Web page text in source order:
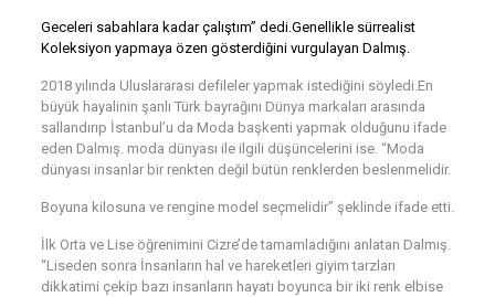
Geceleri sabahlara kadar çalıştım” dedi.Genellikle sürrealist
Koleksiyon yapmaya özen gösterdiğini vurgulayan Dalmış.
2018 yılında Uluslararası defileler yapmak istediğini söyledi.En
büyük hayalinin şanlı Türk bayrağını Dünya markaları arasında
sallandırıp İstanbul’u da Moda başkenti yapmak olduğunu ifade
eden Dalmış. moda dünyası ile ilgili düşüncelerini ise. “Moda
dünyası insanlar bir renkten değil bütün renklerden beslenmelidir.
Boyuna kilosuna ve rengine model seçmelidir” şeklinde ifade etti.
İlk Orta ve Lise öğrenimini Cizre’de tamamladığını anlatan Dalmış.
“Liseden sonra İnsanların hal ve hareketleri giyim tarzları
dikkatimi çekip bazı insanların hayatı boyunca bir iki renk elbise